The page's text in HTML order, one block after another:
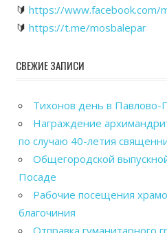
🔰 https://www.facebook.com/
🔰 https://t.me/mosbalepar
СВЕЖИЕ ЗАПИСИ
Тихонов день в Павлово-
Награждение
по случаю 40-летия
Общегородской
Посаде
Рабочие посещения
благочиния